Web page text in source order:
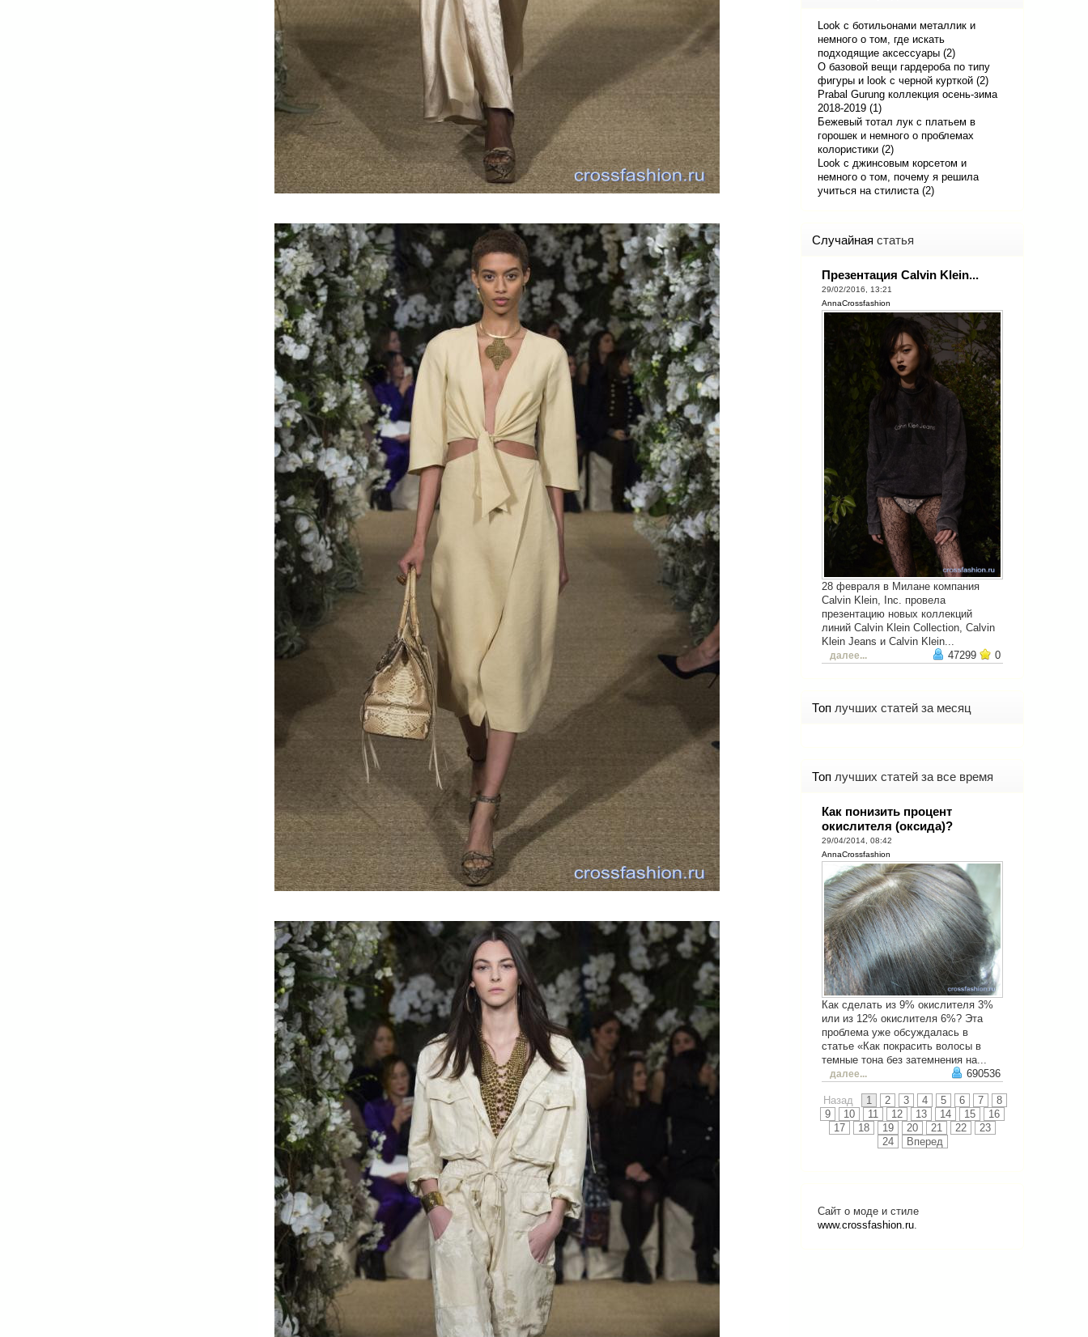
Look с ботильонами металлик и
немного о том, где искать
подходящие аксессуары (2)
О базовой вещи гардероба по типу
фигуры и look с черной курткой (2)
Prabal Gurung коллекция осень-зима
2018-2019 (1)
Бежевый тотал лук с платьем в
горошек и немного о проблемах
колористики (2)
Look с джинсовым корсетом и
немного о том, почему я решила
учиться на стилиста (2)
Случайная статья
Презентация Calvin Klein...
29/02/2016, 13:21
AnnaCrossfashion
28 февраля в Милане компания
Calvin Klein, Inc. провела
презентацию новых коллекций
линий Calvin Klein Collection, Calvin
Klein Jeans и Calvin Klein...
далее... 47299 0
Топ лучших статей за месяц
Топ лучших статей за все время
Как понизить процент
окислителя (оксида)?
29/04/2014, 08:42
AnnaCrossfashion
Как сделать из 9% окислителя 3%
или из 12% окислителя 6%? Эта
проблема уже обсуждалась в
статье «Как покрасить волосы в
темные тона без затемнения на...
далее... 690536
Назад 1 2 3 4 5 6 7
8
9
10 11 12 13 14 15
16
17
18 19 20 21 22
23
24
Вперед
Сайт о моде и стиле
www.crossfashion.ru.